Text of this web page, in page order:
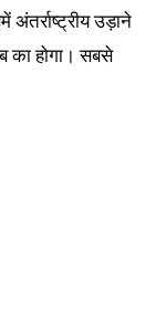
अंतर्राष्ट्रीय उड़ाने
का होगा। सबसे